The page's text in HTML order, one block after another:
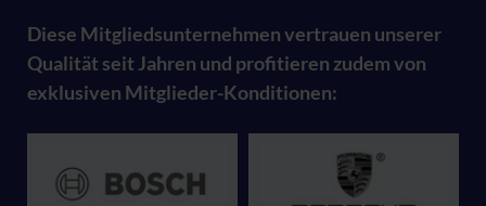
Diese Mitgliedsunternehmen vertrauen unserer
Qualität seit Jahren und profitieren zudem von
exklusiven Mitglieder-Konditionen: